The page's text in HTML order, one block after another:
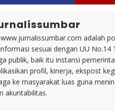
adalah
sesuai dengan UU
publik, baik itu instansi
profil, kinerja, ekspost
ke masyarakat luas guna
akuntabilitas.